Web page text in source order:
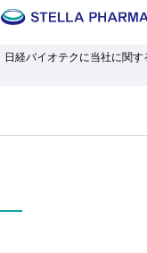
日経バイオテクに当社に関